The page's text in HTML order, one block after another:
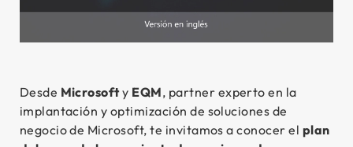
Desde Microsofty EQM, partner experto en la
implantación y optimización de soluciones de
negocio de Microsoft, te invitamos a conocer el plan